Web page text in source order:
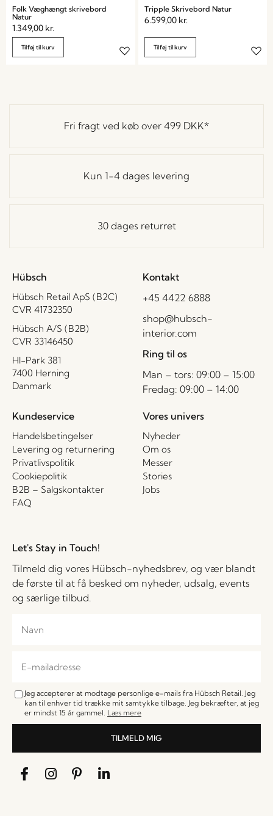
Folk Væghængt skrivebord
Natur
1.349,00 kr.
Tilføj til kurv
Tripple Skrivebord Natur
6.599,00 kr.
Tilføj til kurv
Fri fragt ved køb over 499 DKK*
Kun 1-4 dages levering
30 dages returret
Hübsch
Hübsch Retail ApS (B2C)
CVR 41732350
Hübsch A/S (B2B)
CVR 33146450
HI-Park 381
7400 Herning
Danmark
Kontakt
+45 4422 6888
shop@hubsch-
interior.com
Ring til os
Man – tors: 09:00 – 15:00
Fredag: 09:00 – 14:00
Kundeservice
Handelsbetingelser
Levering og returnering
Privatlivspolitik
Cookiepolitik
B2B – Salgskontakter
FAQ
Vores univers
Nyheder
Om os
Messer
Stories
Jobs
Let's Stay in Touch!
Tilmeld dig vores Hübsch-nyhedsbrev, og vær blandt
de første til at få besked om nyheder, udsalg, events
og særlige tilbud.
Jeg accepterer at modtage personlige e-mails fra Hübsch Retail. Jeg
kan til enhver tid trække mit samtykke tilbage. Jeg bekræfter, at jeg
er mindst 15 år gammel. Læs mere
TILMELD MIG